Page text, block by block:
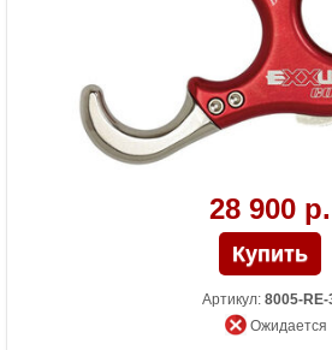
28 900 р.
Артикул: 8005-RE-
Ожидается